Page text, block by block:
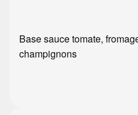
Base sauce tomate,
champignons